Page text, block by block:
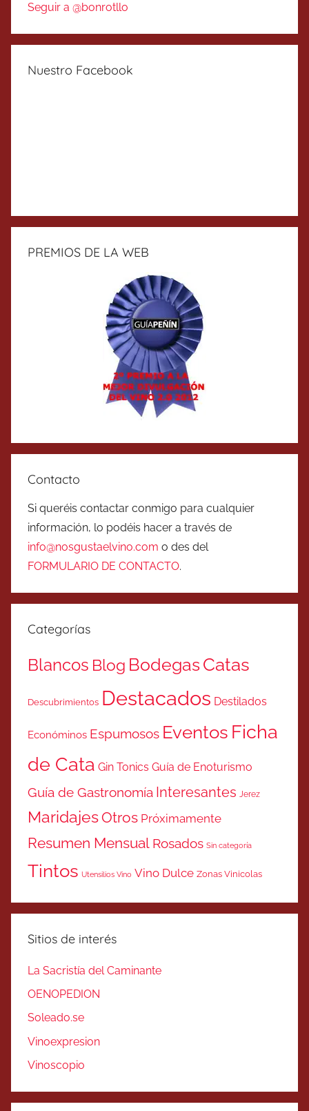
Seguir a @bonrotllo
Nuestro Facebook
PREMIOS DE LA WEB
Contacto
Si queréis contactar conmigo para cualquier
información, lo podéis hacer a través de
info@nosgustaelvino.com o des del
FORMULARIO DE CONTACTO.
Categorías
Blancos Blog BodegasCatas
Descubrimientos Destacados Destilados
Económinos Espumosos Eventos Ficha
de Cata Gin Tonics Guía de Enoturismo
Guía de Gastronomía Interesantes Jerez
MaridajesOtros Próximamente
Resumen Mensual Rosados Sin categoría
Tintos Utensilios Vino Vino Dulce Zonas Vinicolas
Sitios de interés
La Sacristía del Caminante
OENOPEDION
Soleado.se
Vinoexpresion
Vinoscopio